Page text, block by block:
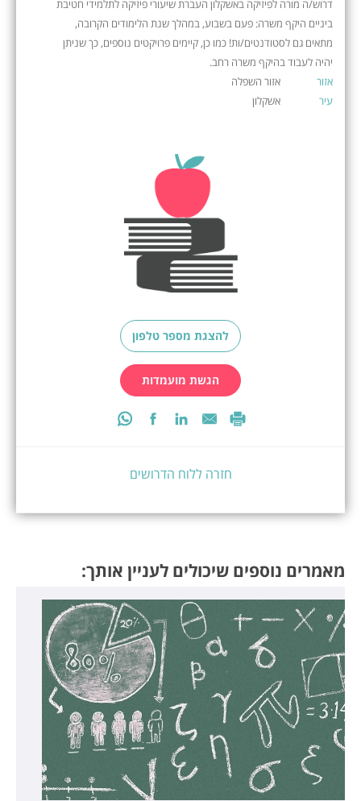
דרוש/ה מורה לפיזיקה באשקלון העברת שיעורי פיזיקה לתלמידי חטיבת
ביניים היקף משרה: פעם בשבוע, במהלך שנת הלימודים הקרובה,
מתאים גם לסטודנטים/ות! כמו כן, קיימים פרויקטים נוספים, כך שניתן
יהיה לעבוד בהיקף משרה רחב.
אזור
אזור השפלה
עיר
אשקלון
להצגת מספר טלפון
הגשת מועמדות
חזרה ללוח הדרושים
מאמרים נוספים שיכולים לעניין אותך: